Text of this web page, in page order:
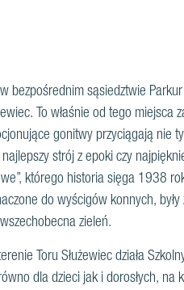
bezpośrednim sąsiedztwie
To właśnie od tego
gonitwy przyciągają nie
strój z epoki czy
którego historia sięga 1938
do wyścigów konnych,
zieleń.
Toru Służewiec działa
dla dzieci jak i dorosłych, na